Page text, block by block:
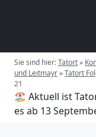
Sie sind hier:Tatort»
und Leitmayr»Tatort
21
🏖️ Aktuell ist
es ab 13